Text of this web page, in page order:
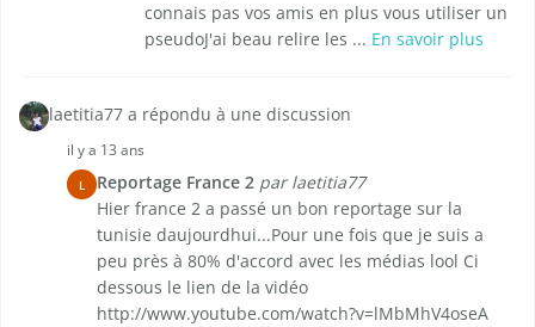
connais pas vos amis en plus vous utiliser un
pseudoJ'ai beau relire les ... En savoir plus
laetitia77 a répondu à une discussion
il y a 13 ans
L Reportage France 2 par laetitia77
Hier france 2 a passé un bon reportage sur la
tunisie daujourdhui...Pour une fois que je suis a
peu près à 80% d'accord avec les médias lool Ci
dessous le lien de la vidéo
http://www.youtube.com/watch?v=lMbMhV4oseA